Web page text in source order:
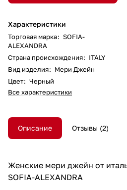
Характеристики
Торговая марка: SOFIA-
ALEXANDRA
Страна происхождения: ITALY
Вид изделия: Мери Джейн
Цвет: Черный
Все характеристики
Описание Отзывы 2
Женские мери джейн от
SOFIA-ALEXANDRA